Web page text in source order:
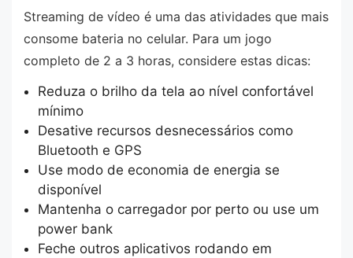
Streaming de vídeo é uma das atividades que mais
consome bateria no celular. Para um jogo
completo de 2 a 3 horas, considere estas dicas:
Reduza o brilho da tela ao nível confortável
mínimo
Desative recursos desnecessários como
Bluetooth e GPS
Use modo de economia de energia se
disponível
Mantenha o carregador por perto ou use um
power bank
Feche outros aplicativos rodando em